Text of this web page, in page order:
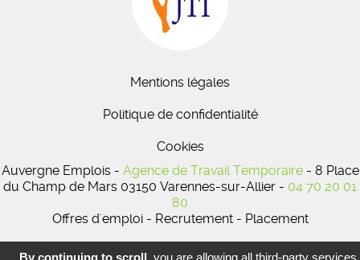
Mentions légales
Politique de confidentialité
Cookies
Auvergne Emplois - Agence de Travail Temporaire- 8 Place
du Champ de Mars 03150 Varennes-sur-Allier - 04 70 20 01
80
Offres d'emploi - Recrutement - Placement
By continuing to scroll, you are allowing all third-party services